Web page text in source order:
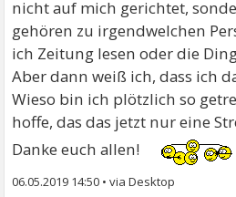
nicht auf mich gerichtet,
gehören zu irgendwelchen
ich Zeitung lesen oder die
Aber dann weiß ich, dass ich
Wieso bin ich plötzlich so
hoffe, das das jetzt nur eine
Danke euch allen!
06.05.2019 14:50 •